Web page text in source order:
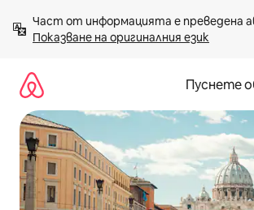
към
съдържанието
Показване на оригиналния език
Пуснете